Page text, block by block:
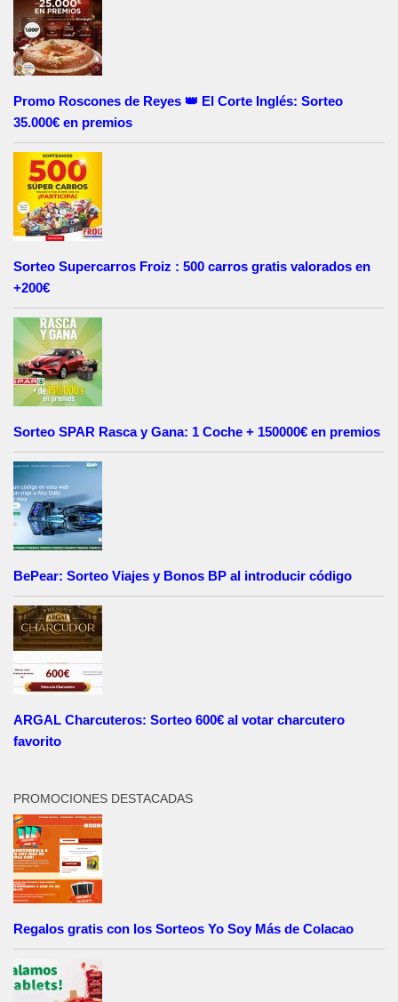
Promo Roscones de Reyes 👑 El Corte Inglés: Sorteo
35.000€ en premios
Sorteo Supercarros Froiz : 500 carros gratis valorados en
+200€
Sorteo SPAR Rasca y Gana: 1 Coche + 150000€ en premios
BePear: Sorteo Viajes y Bonos BP al introducir código
ARGAL Charcuteros: Sorteo 600€ al votar charcutero
favorito
PROMOCIONES DESTACADAS
Regalos gratis con los Sorteos Yo Soy Más de Colacao